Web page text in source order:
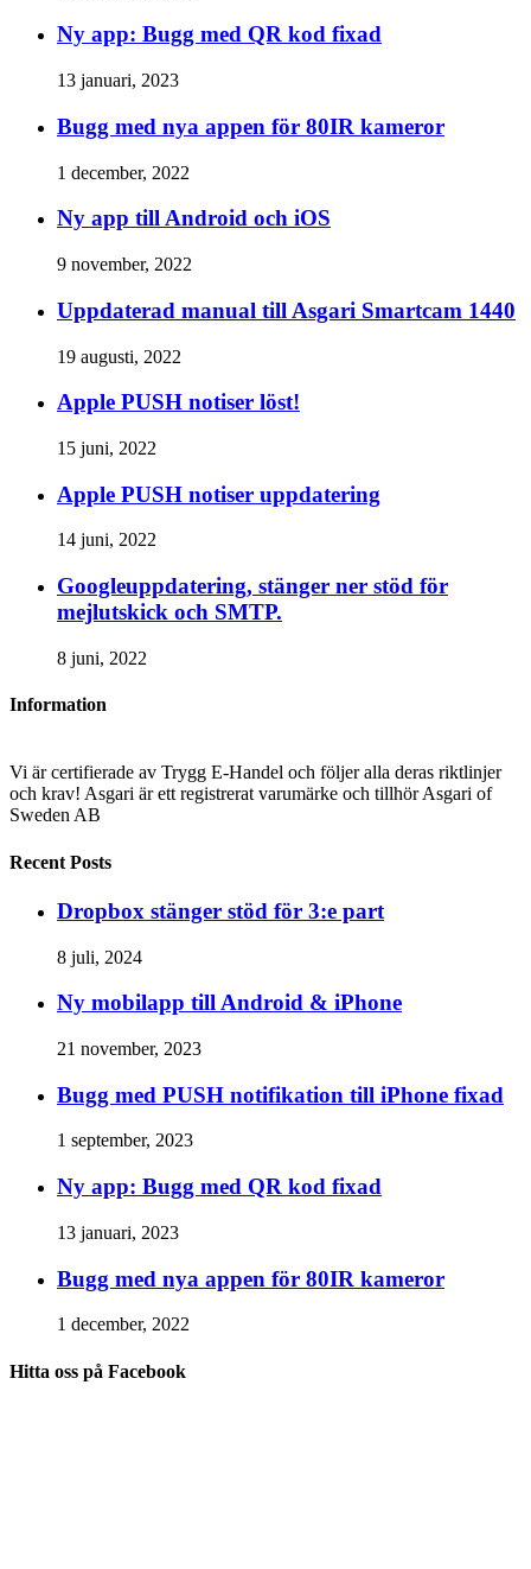
Ny app: Bugg med QR kod fixad
13 januari, 2023
Bugg med nya appen för 80IR kameror
1 december, 2022
Ny app till Android och iOS
9 november, 2022
Uppdaterad manual till Asgari Smartcam 1440
19 augusti, 2022
Apple PUSH notiser löst!
15 juni, 2022
Apple PUSH notiser uppdatering
14 juni, 2022
Googleuppdatering, stänger ner stöd för
mejlutskick och SMTP.
8 juni, 2022
Information
Vi är certifierade av Trygg E-Handel och följer alla deras riktlinjer
och krav! Asgari är ett registrerat varumärke och tillhör Asgari of
Sweden AB
Recent Posts
Dropbox stänger stöd för 3:e part
8 juli, 2024
Ny mobilapp till Android & iPhone
21 november, 2023
Bugg med PUSH notifikation till iPhone fixad
1 september, 2023
Ny app: Bugg med QR kod fixad
13 januari, 2023
Bugg med nya appen för 80IR kameror
1 december, 2022
Hitta oss på Facebook